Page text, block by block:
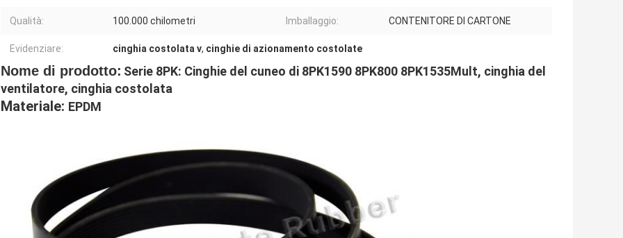
Qualità: 100.000 chilometri Imballaggio: CONTENITORE DI CARTONE
Evidenziare: cinghia costolata v, cinghie di azionamento costolate
Nome di prodotto: Serie 8PK: Cinghie del cuneo di 8PK1590 8PK800 8PK1535Mult, cinghia del
ventilatore, cinghia costolata
Materiale: EPDM